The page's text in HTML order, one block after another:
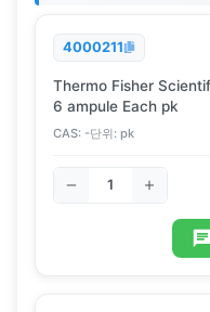
4000211
Thermo Fisher
6 ampule Each pk
CAS: -단위: pk